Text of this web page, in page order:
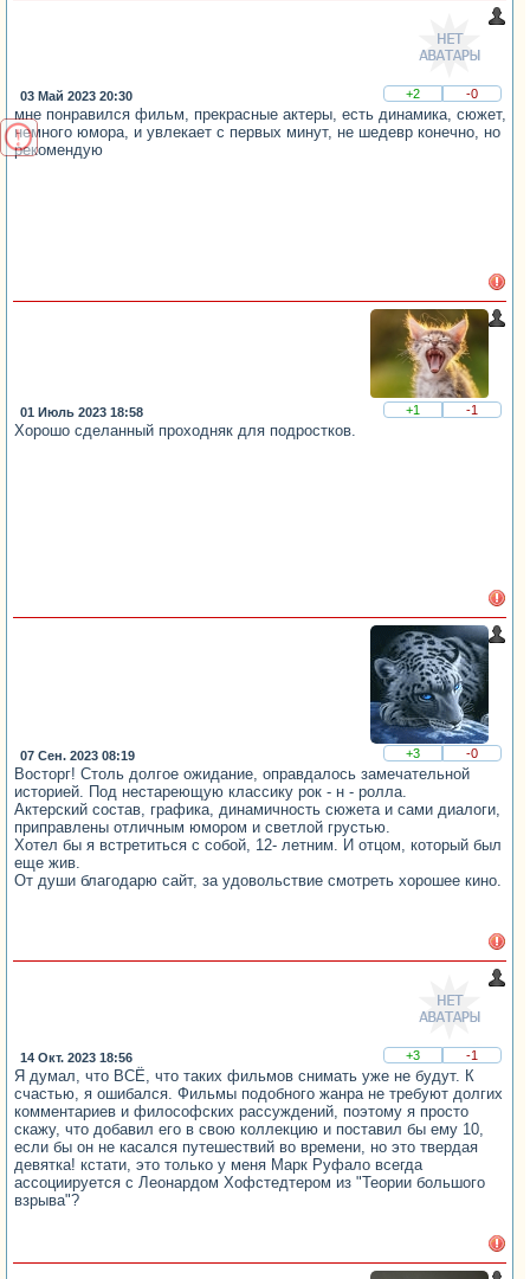
03 Май 2023 20:30 +2 -0
мне понравился фильм, прекрасные актеры, есть динамика, сюжет,
немного юмора, и увлекает с первых минут, не шедевр конечно, но
рекомендую
01 Июль 2023 18:58 +1 -1
Хорошо сделанный проходняк для подростков.
07 Сен. 2023 08:19 +3 -0
Восторг! Столь долгое ожидание, оправдалось замечательной
историей. Под нестареющую классику рок - н - ролла.
Актерский состав, графика, динамичность сюжета и сами диалоги,
приправлены отличным юмором и светлой грустью.
Хотел бы я встретиться с собой, 12- летним. И отцом, который был
еще жив.
От души благодарю сайт, за удовольствие смотреть хорошее кино.
14 Окт. 2023 18:56 +3 -1
Я думал, что ВСЁ, что таких фильмов снимать уже не будут. К
счастью, я ошибался. Фильмы подобного жанра не требуют долгих
комментариев и философских рассуждений, поэтому я просто
скажу, что добавил его в свою коллекцию и поставил бы ему 10,
если бы он не касался путешествий во времени, но это твердая
девятка! кстати, это только у меня Марк Руфало всегда
ассоциируется с Леонардом Хофстедтером из "Теории большого
взрыва"?